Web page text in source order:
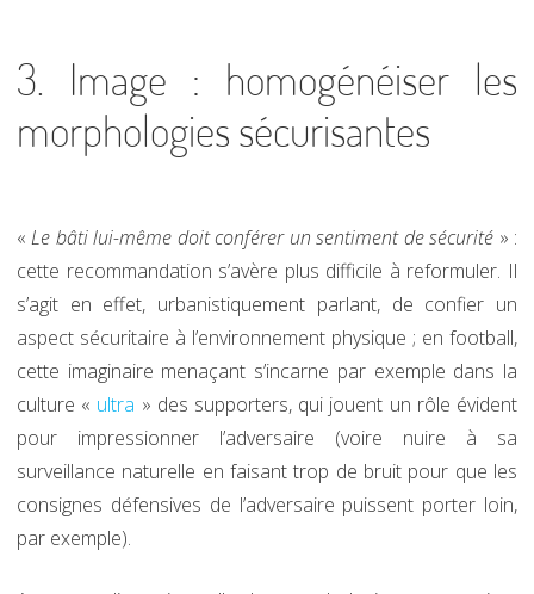
3. Image : homogénéiser les
morphologies sécurisantes
«Le bâti lui-même doit conférer un sentiment de sécurité » :
cette recommandation s’avère plus difficile à reformuler. Il
s’agit en effet, urbanistiquement parlant, de confier un
aspect sécuritaire à l’environnement physique ; en football,
cette imaginaire menaçant s’incarne par exemple dans la
culture « ultra » des supporters, qui jouent un rôle évident
pour impressionner l’adversaire (voire nuire à sa
surveillance naturelle en faisant trop de bruit pour que les
consignes défensives de l’adversaire puissent porter loin,
par exemple).